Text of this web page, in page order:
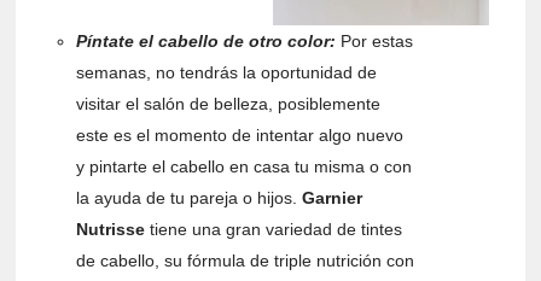
Píntate el cabello de otro color: Por estas
semanas, no tendrás la oportunidad de
visitar el salón de belleza, posiblemente
este es el momento de intentar algo nuevo
y pintarte el cabello en casa tu misma o con
la ayuda de tu pareja o hijos. Garnier
Nutrisse tiene una gran variedad de tintes
de cabello, su fórmula de triple nutrición con